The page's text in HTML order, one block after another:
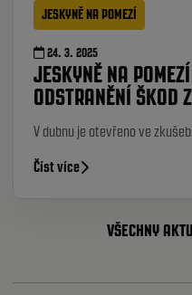
JESKYNĚ NA POMEZÍ
24. 3. 2025
JESKYNĚ NA
ODSTRANĚNÍ ŠKOD
V dubnu je otevřeno ve
Číst více
VŠECHNY